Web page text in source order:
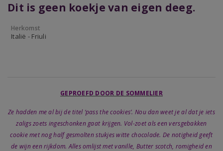
Dit is geen koekje van eigen deeg.
Herkomst
Italië - Friuli
GEPROEFD DOOR DE SOMMELIER
Ze hadden me al bij de titel ‘pass the cookies’. Nou dan weet je al dat je iets
zaligs zoets ingeschonken gaat krijgen. Vol-zoet als een versgebakken
cookie met nog half gesmolten stukjes witte chocolade. De notigheid geeft
de wijn een rijkdom. Alles omlijst met vanille, Butter scotch, romigheid en